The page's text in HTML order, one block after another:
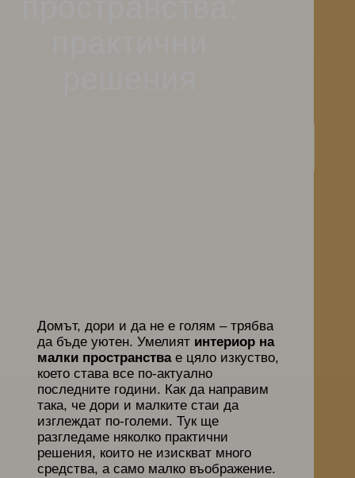
Домът, дори и да не е голям – трябва
да бъде уютен. Умелият интериор на
малки пространствае цяло изкуство,
което става все по-актуално
последните години. Как да направим
така, че дори и малките стаи да
изглеждат по-големи. Тук ще
разгледаме няколко практични
решения, които не изискват много
средства, а само малко въображение.